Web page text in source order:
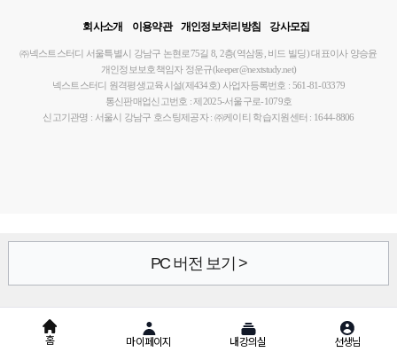
홈 마이페이지 내강의실 선생님
회사소개 이용약관 개인정보처리방침 강사모집
㈜넥스트스터디 서울특별시 강남구 논현로75길 8, 2층(역삼동, 비드 빌딩)대표이사 양승윤
개인정보보호책임자 정운규(keeper@nextstudy.net)
넥스트스터디 원격평생교육시설(제434호) 사업자등록번호 : 561-81-03379
통신판매업신고번호 : 제2025-서울구로-1079호
신고기관명 : 서울시 강남구 호스팅제공자 : ㈜케이티 학습지원센터 : 1644-8806
PC 버전 보기 >